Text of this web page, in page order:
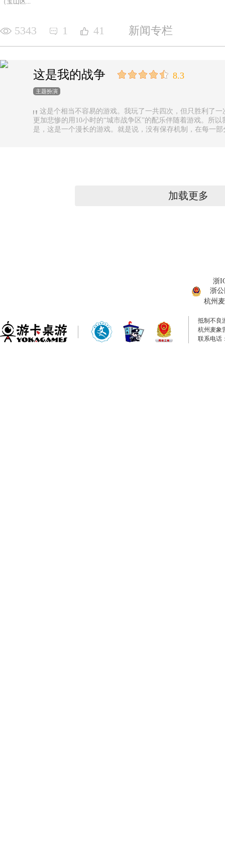
5343 1 41 新闻专栏
这是我的战争 8.3
主题扮演
这是个相当不容易的游戏。我玩了一共四次，但只胜利了
更加悲惨的用10小时的“城市战争区”的配乐伴随着游戏。所
是，这是一个漫长的游戏。就是说，没有保存机制，在每一
加载更多
浙
浙公
杭州
抵制不良
杭州麦象
联系电话